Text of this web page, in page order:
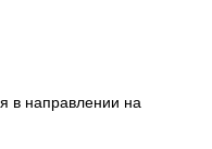
в направлении на